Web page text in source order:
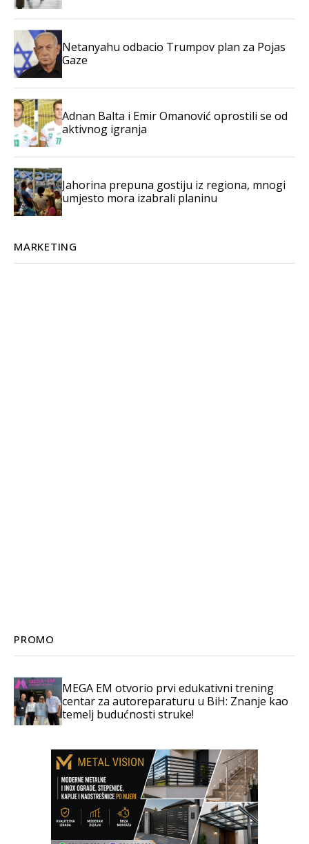
Netanyahu odbacio Trumpov plan za Pojas
Gaze
Adnan Balta i Emir Omanović oprostili se od
aktivnog igranja
Jahorina prepuna gostiju iz regiona, mnogi
umjesto mora izabrali planinu
MARKETING
PROMO
MEGA EM otvorio prvi edukativni trening
centar za autoreparaturu u BiH: Znanje kao
temelj budućnosti struke!